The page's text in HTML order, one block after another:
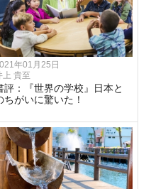
年01月25日
上 貴至
評：『世界の学校』日本と
ちがいに驚いた！